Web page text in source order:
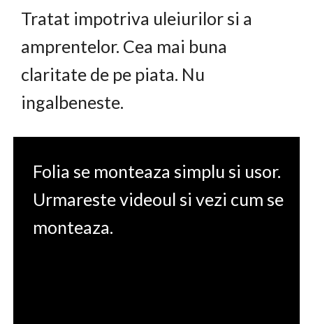
Tratat impotriva uleiurilor si a
amprentelor. Cea mai buna
claritate de pe piata. Nu
ingalbeneste.
Folia se monteaza simplu si usor.
Urmareste videoul si vezi cum se
monteaza.